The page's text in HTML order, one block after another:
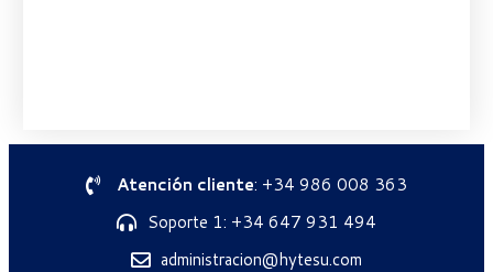
Atención cliente: +34 986 008 363
Soporte 1: +34 647 931 494
administracion@hytesu.com